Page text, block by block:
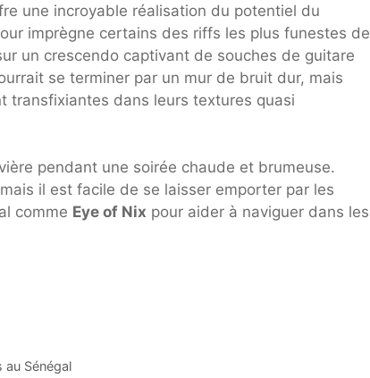
une incroyable réalisation du potentiel du
imprègne certains des riffs les plus funestes de
un crescendo captivant de souches de guitare
se terminer par un mur de bruit dur, mais
transfixiantes dans leurs textures quasi
pendant une soirée chaude et brumeuse.
il est facile de se laisser emporter par les
comme Eye of Nix pour aider à naviguer dans les
Sénégal